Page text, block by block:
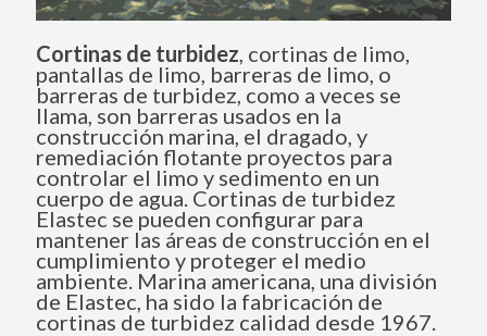
Cortinas de turbidez, cortinas de limo,
pantallas de limo, barreras de limo, o
barreras de turbidez, como a veces se
llama, son barreras usados en la
construcción marina, el dragado, y
remediación flotante proyectos para
controlar el limo y sedimento en un
cuerpo de agua. Cortinas de turbidez
Elastec se pueden configurar para
mantener las áreas de construcción en el
cumplimiento y proteger el medio
ambiente. Marina americana, una división
de Elastec, ha sido la fabricación de
cortinas de turbidez calidad desde 1967.